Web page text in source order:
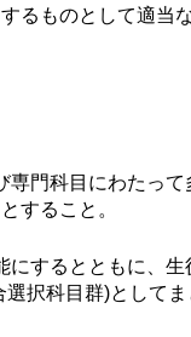
るものとして適当
門科目にわたっ
すること。
するとともに、
択科目群)としてま